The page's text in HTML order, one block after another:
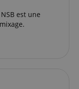
est une